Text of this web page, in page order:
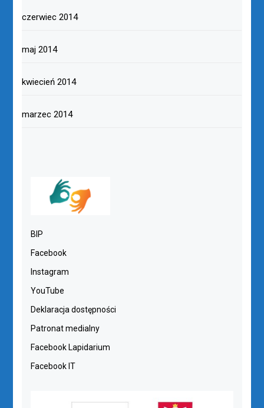
czerwiec 2014
maj 2014
kwiecień 2014
marzec 2014
BIP
Facebook
Instagram
YouTube
Deklaracja dostępności
Patronat medialny
Facebook Lapidarium
Facebook IT